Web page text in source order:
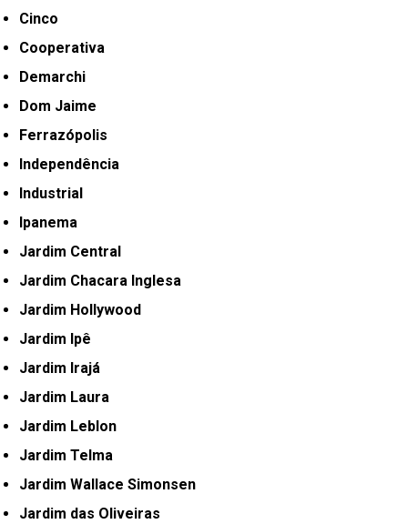
Cinco
Cooperativa
Demarchi
Dom Jaime
Ferrazópolis
Independência
Industrial
Ipanema
Jardim Central
Jardim Chacara Inglesa
Jardim Hollywood
Jardim Ipê
Jardim Irajá
Jardim Laura
Jardim Leblon
Jardim Telma
Jardim Wallace Simonsen
Jardim das Oliveiras